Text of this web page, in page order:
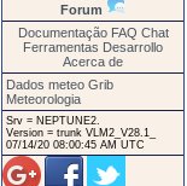
Forum
Documentação FAQ Chat
Ferramentas Desarrollo
Acerca de
Dados meteo Grib
Meteorologia
Srv = NEPTUNE2.
Version = trunk VLM2_V28.1_
07/14/20 08:00:45 AM UTC